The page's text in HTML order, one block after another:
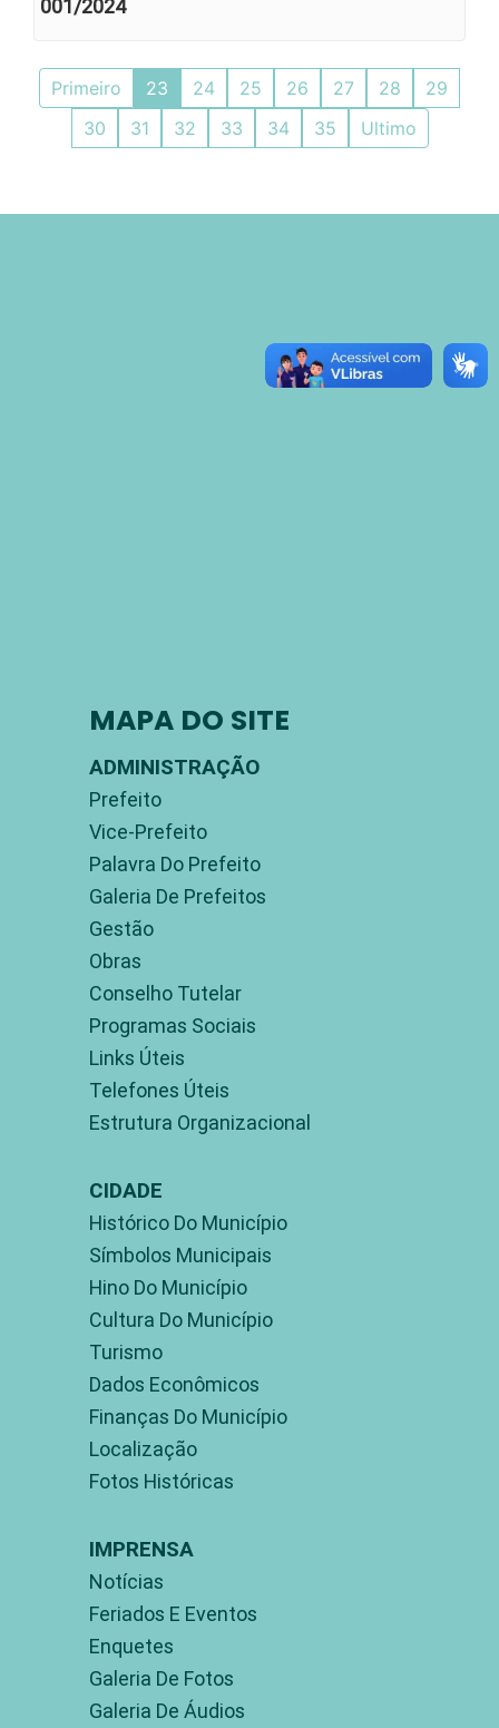
001/2024
Primeiro 23 24 25 26 27 28
29
30
31 32 33 34 35 Ultimo
MAPA DO SITE
ADMINISTRAÇÃO
Prefeito
Vice-Prefeito
Palavra Do Prefeito
Galeria De Prefeitos
Gestão
Obras
Conselho Tutelar
Programas Sociais
Links Úteis
Telefones Úteis
Estrutura Organizacional
CIDADE
Histórico Do Município
Símbolos Municipais
Hino Do Município
Cultura Do Município
Turismo
Dados Econômicos
Finanças Do Município
Localização
Fotos Históricas
IMPRENSA
Notícias
Feriados E Eventos
Enquetes
Galeria De Fotos
Galeria De Áudios